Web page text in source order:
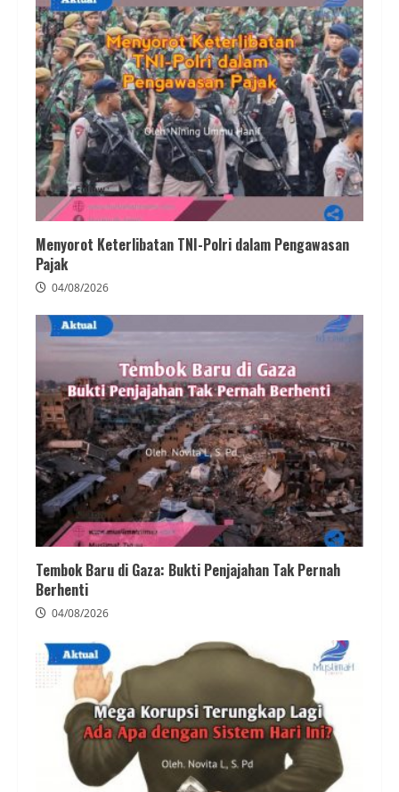
Menyorot Keterlibatan TNI-Polri dalam Pengawasan
Pajak
04/08/2026
Tembok Baru di Gaza: Bukti Penjajahan Tak Pernah
Berhenti
04/08/2026